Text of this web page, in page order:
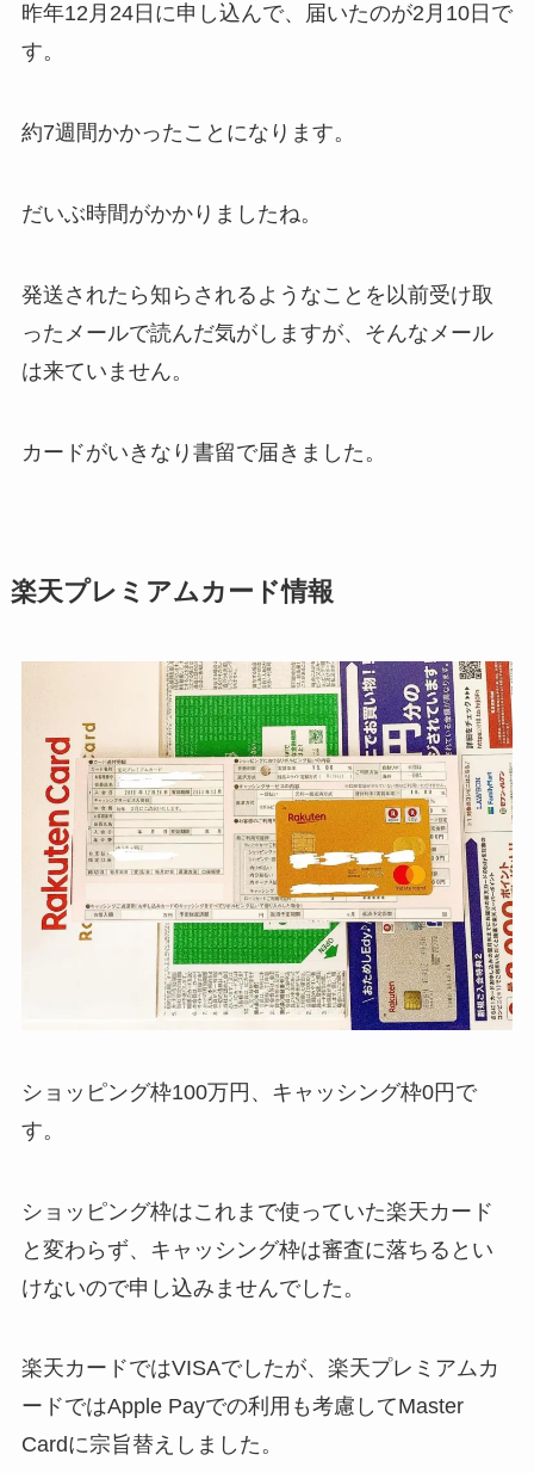
昨年12月24日に申し込んで、届いたのが2月10日で
す。
約7週間かかったことになります。
だいぶ時間がかかりましたね。
発送されたら知らされるようなことを以前受け取
ったメールで読んだ気がしますが、そんなメール
は来ていません。
カードがいきなり書留で届きました。
楽天プレミアムカード情報
ショッピング枠100万円、キャッシング枠0円で
す。
ショッピング枠はこれまで使っていた楽天カード
と変わらず、キャッシング枠は審査に落ちるとい
けないので申し込みませんでした。
楽天カードではVISAでしたが、楽天プレミアムカ
ードではApple Payでの利用も考慮してMaster
Cardに宗旨替えしました。